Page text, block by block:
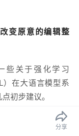
分享
变原意的编辑整
些关于强化学习
）在大语言模型系
初步建议。